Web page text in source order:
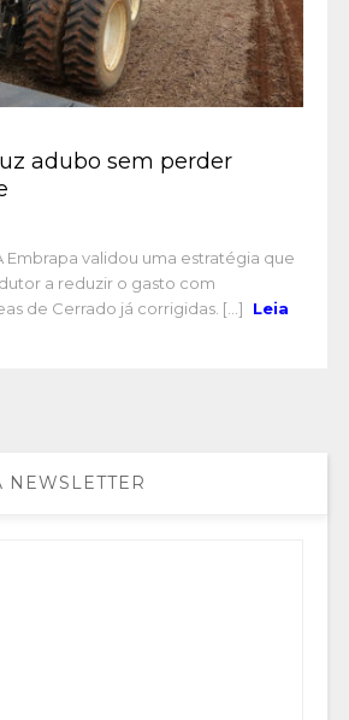
adubo sem perder
Embrapa validou uma estratégia que
a reduzir o gasto com
de Cerrado já corrigidas. [...]
Leia
NEWSLETTER